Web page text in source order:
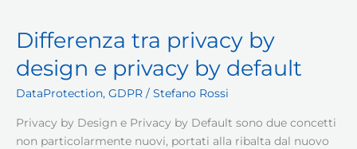
Differenza tra privacy by
design e privacy by default
DataProtection, GDPR / Stefano Rossi
Privacy by Design e Privacy by Default sono due concetti
non particolarmente nuovi, portati alla ribalta dal nuovo